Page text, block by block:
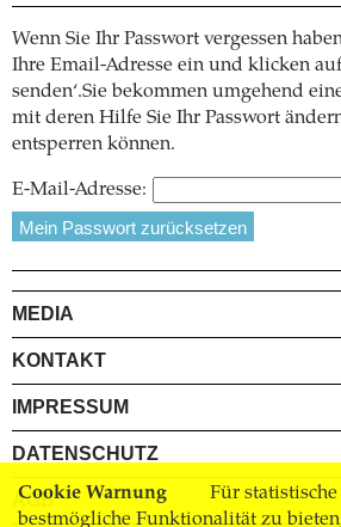
Cookie Warnung
Für
bestmögliche Funktionalität zu
Wenn Sie Ihr Passwort vergessen
Ihre Email-Adresse ein und klicken
senden‘.Sie bekommen umgehend
mit deren Hilfe Sie Ihr Passwort
entsperren können.
E-Mail-Adresse:
MEDIA
KONTAKT
IMPRESSUM
DATENSCHUTZ
AGB